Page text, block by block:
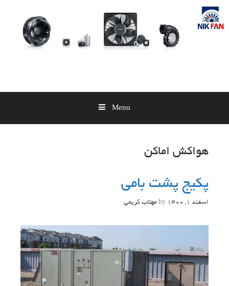
Skip
content
Menu
هواکش اماکن
پکیج پشت بامی
اسفند 1, 1400 by مهتاب کریمی